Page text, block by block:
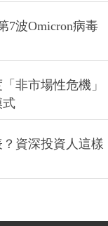
7波Omicron病毒
非市場性危機」
式
資深投資人這樣